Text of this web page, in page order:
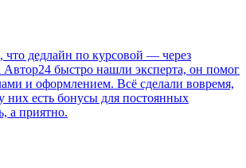
дедлайн по курсовой — через
Автор24 быстро нашли эксперта, он помог
и оформлением. Всё сделали вовремя,
них есть бонусы для постоянных
а приятно.